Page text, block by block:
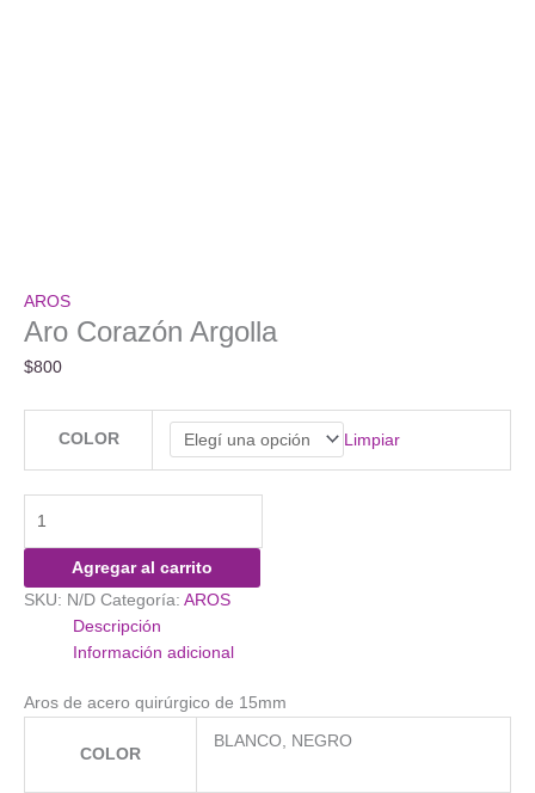
AROS
Aro Corazón Argolla
$800
COLOR Limpiar
Corazón
cantidad
Agregar al carrito
SKU: N/D Categoría: AROS
Descripción
Información adicional
Aros de acero quirúrgico de 15mm
COLOR
BLANCO, NEGRO